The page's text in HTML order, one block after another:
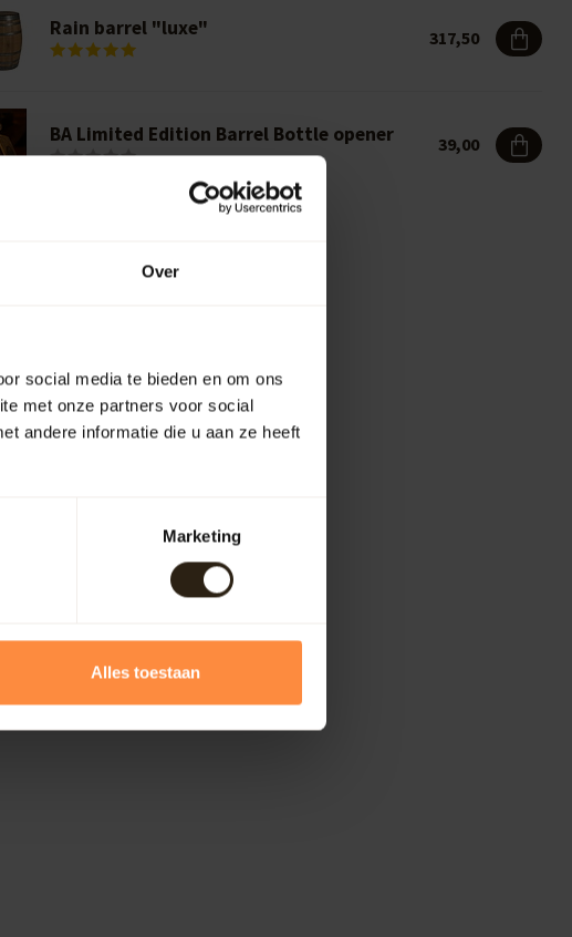
Over
social media te bieden en om ons
met onze partners voor social
andere informatie die u aan ze heeft
Marketing
Alles toestaan
Rain barrel "luxe" 317,50
BA Limited Edition Barrel Bottle opener 39,00